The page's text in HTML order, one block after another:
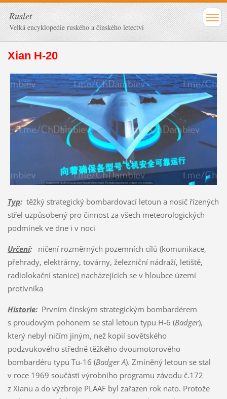
Ruslet
Velká encyklopedie ruského a čínského letectví
Xian H-20
Typ:těžký strategický bombardovací letoun a nosič řízených
střel uzpůsobený pro činnost za všech meteorologických
podmínek ve dne i v noci
Určení:ničení rozměrných pozemních cílů (komunikace,
přehrady, elektrárny, továrny, železniční nádraží, letiště,
radiolokační stanice) nacházejících se v hloubce území
protivníka
Historie:Prvním čínským strategickým bombardérem
s proudovým pohonem se stal letoun typu H-6 (Badger),
který nebyl ničím jiným, než kopií sovětského
podzvukového středně těžkého dvoumotorového
bombardéru typu Tu-16 (Badger A). Zmíněný letoun se stal
v roce 1969 součástí výrobního programu závodu č.172
z Xianu a do výzbroje PLAAF byl zařazen rok nato. Protože